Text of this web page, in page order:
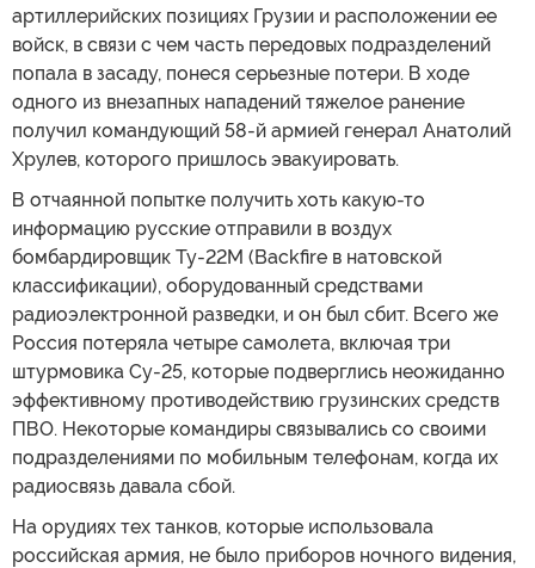
артиллерийских позициях Грузии и расположении ее
войск, в связи с чем часть передовых подразделений
попала в засаду, понеся серьезные потери. В ходе
одного из внезапных нападений тяжелое ранение
получил командующий 58-й армией генерал Анатолий
Хрулев, которого пришлось эвакуировать.
В отчаянной попытке получить хоть какую-то
информацию русские отправили в воздух
бомбардировщик Ту-22М (Backfire в натовской
классификации), оборудованный средствами
радиоэлектронной разведки, и он был сбит. Всего же
Россия потеряла четыре самолета, включая три
штурмовика Су-25, которые подверглись неожиданно
эффективному противодействию грузинских средств
ПВО. Некоторые командиры связывались со своими
подразделениями по мобильным телефонам, когда их
радиосвязь давала сбой.
На орудиях тех танков, которые использовала
российская армия, не было приборов ночного видения,